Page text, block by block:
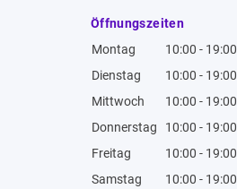
Öffnungszeiten
Montag
10:00 - 19:00
Dienstag
10:00 - 19:00
Mittwoch
10:00 - 19:00
Donnerstag
10:00 - 19:00
Freitag
10:00 - 19:00
Samstag
10:00 - 19:00